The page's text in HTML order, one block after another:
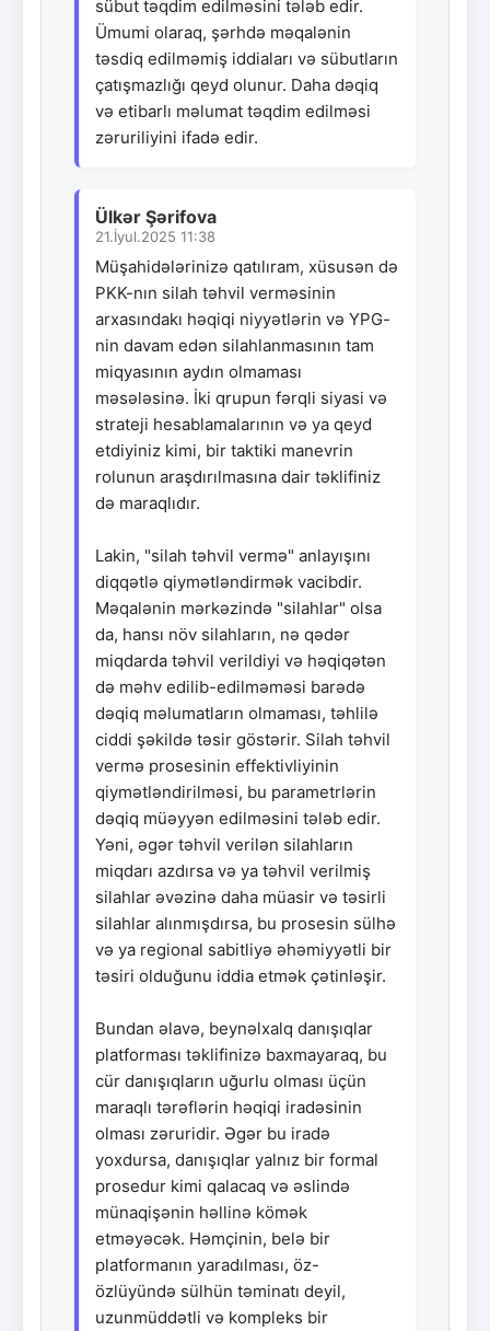
sübut təqdim edilməsini tələb edir.
Ümumi olaraq, şərhdə məqalənin
təsdiq edilməmiş iddiaları və sübutların
çatışmazlığı qeyd olunur. Daha dəqiq
və etibarlı məlumat təqdim edilməsi
zəruriliyini ifadə edir.
Ülkər Şərifova
21.İyul.2025 11:38
Müşahidələrinizə qatılıram, xüsusən də
PKK-nın silah təhvil verməsinin
arxasındakı həqiqi niyyətlərin və YPG-
nin davam edən silahlanmasının tam
miqyasının aydın olmaması
məsələsinə. İki qrupun fərqli siyasi və
strateji hesablamalarının və ya qeyd
etdiyiniz kimi, bir taktiki manevrin
rolunun araşdırılmasına dair təklifiniz
də maraqlıdır.
Lakin, "silah təhvil vermə" anlayışını
diqqətlə qiymətləndirmək vacibdir.
Məqalənin mərkəzində "silahlar" olsa
da, hansı növ silahların, nə qədər
miqdarda təhvil verildiyi və həqiqətən
də məhv edilib-edilməməsi barədə
dəqiq məlumatların olmaması, təhlilə
ciddi şəkildə təsir göstərir. Silah təhvil
vermə prosesinin effektivliyinin
qiymətləndirilməsi, bu parametrlərin
dəqiq müəyyən edilməsini tələb edir.
Yəni, əgər təhvil verilən silahların
miqdarı azdırsa və ya təhvil verilmiş
silahlar əvəzinə daha müasir və təsirli
silahlar alınmışdırsa, bu prosesin sülhə
və ya regional sabitliyə əhəmiyyətli bir
təsiri olduğunu iddia etmək çətinləşir.
Bundan əlavə, beynəlxalq danışıqlar
platforması təklifinizə baxmayaraq, bu
cür danışıqların uğurlu olması üçün
maraqlı tərəflərin həqiqi iradəsinin
olması zəruridir. Əgər bu iradə
yoxdursa, danışıqlar yalnız bir formal
prosedur kimi qalacaq və əslində
münaqişənin həllinə kömək
etməyəcək. Həmçinin, belə bir
platformanın yaradılması, öz-
özlüyündə sülhün təminatı deyil,
uzunmüddətli və kompleks bir